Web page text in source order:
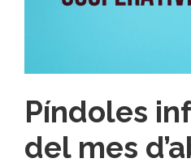
Píndoles
del mes